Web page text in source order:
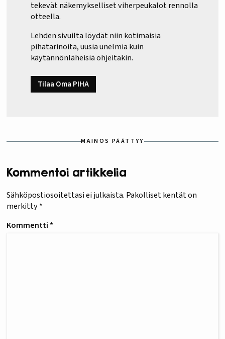
tekevät näkemykselliset viherpeukalot rennolla
otteella.
Lehden sivuilta löydät niin kotimaisia
pihatarinoita, uusia unelmia kuin
käytännönläheisiä ohjeitakin.
Tilaa Oma PIHA
MAINOS PÄÄTTYY
Kommentoi artikkelia
Sähköpostiosoitettasi ei julkaista. Pakolliset kentät on
merkitty*
Kommentti *